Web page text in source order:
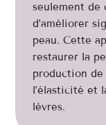
seulement de
d’améliorer
peau. Cette
restaurer la
production
l’élasticité et
lèvres.